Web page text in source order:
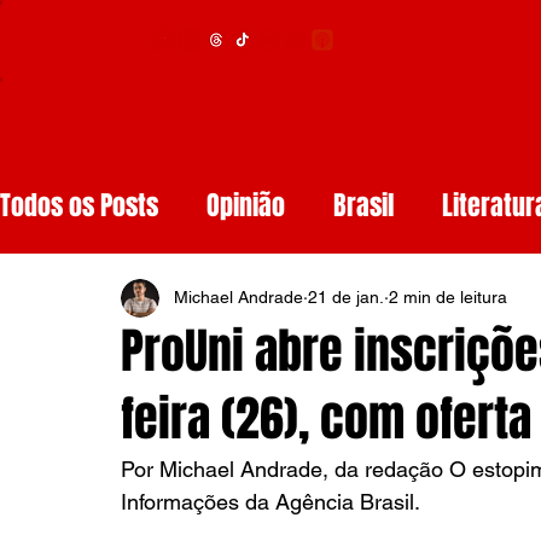
Todos os Posts Opinião Brasil
Educação Segurança Obituários
Resenhas de Livros Inteligência
Diários de Leitura Reviews Copa do
ProUni abre
feira (26), com
Michael Andrade 21 de jan. 2 min de leitura
Por Michael Andrade, da redação O
Informações da Agência Brasil.